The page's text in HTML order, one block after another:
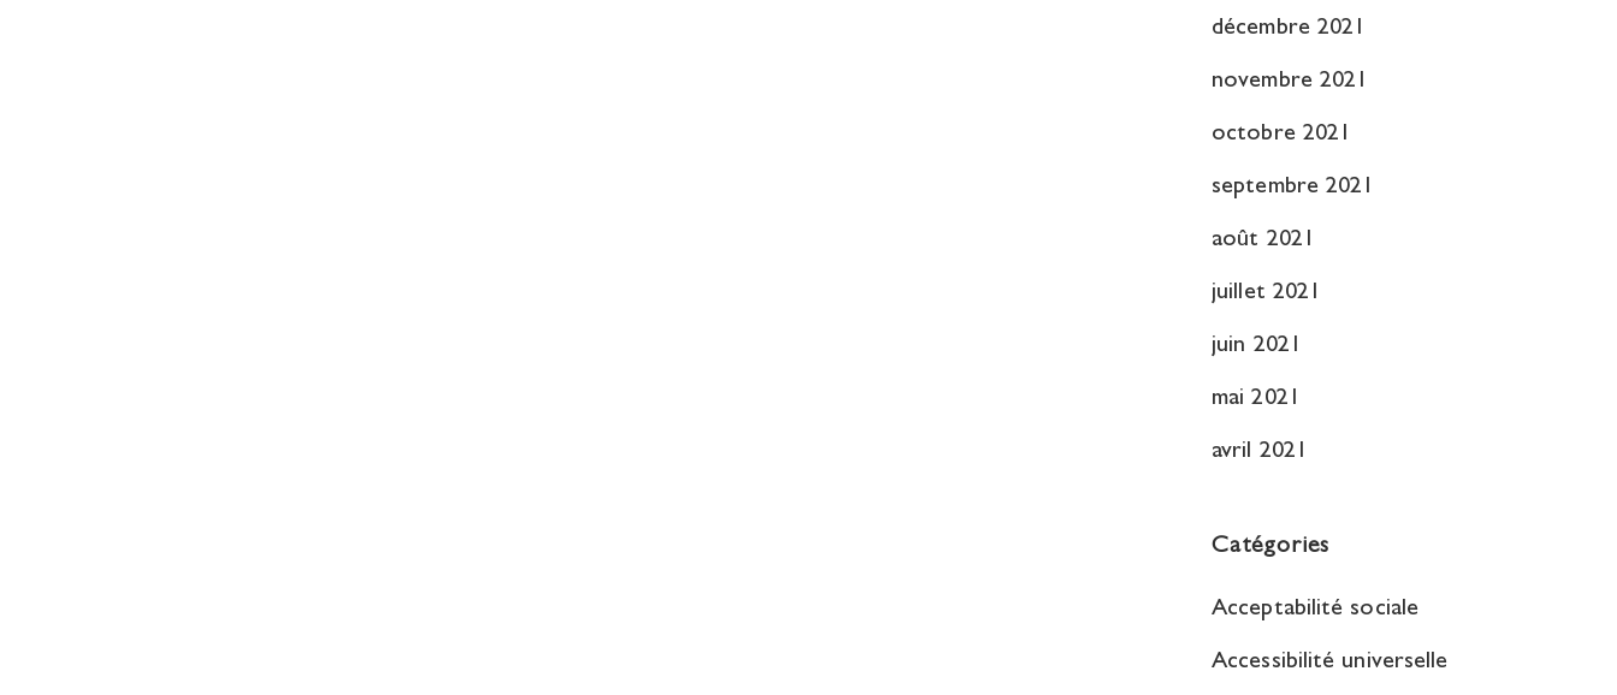
décembre 2021
novembre 2021
octobre 2021
septembre 2021
août 2021
juillet 2021
juin 2021
mai 2021
avril 2021
Catégories
Acceptabilité sociale
Accessibilité universelle